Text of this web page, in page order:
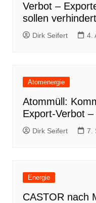
Verbot –
sollen
Dirk Seifert 4.
Atomenergie
Atommüll:
Export-Verbot
Dirk Seifert 7.
Energie
CASTOR nach